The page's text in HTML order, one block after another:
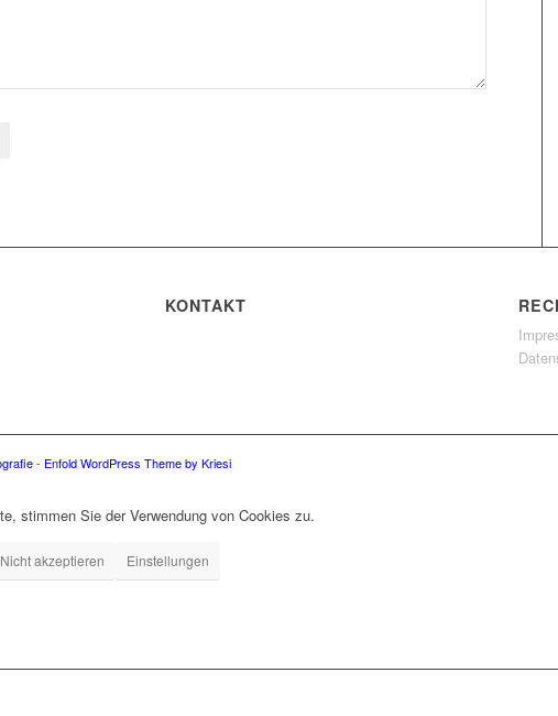
KONTAKT
- Enfold WordPress Theme by Kriesi
stimmen Sie der Verwendung von Cookies zu.
Nicht akzeptieren Einstellungen